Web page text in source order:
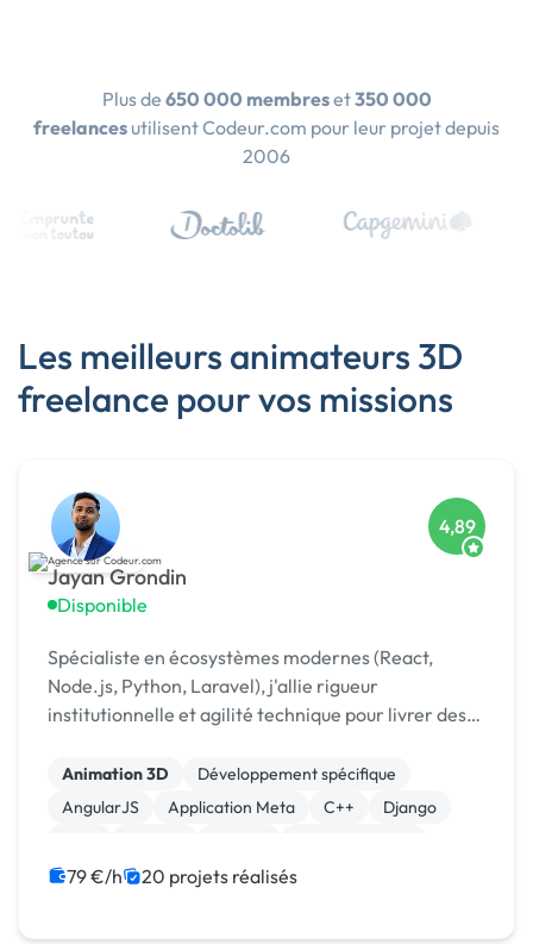
Plus de 650 000 membreset350 000
freelances utilisent Codeur.com pour leur projet depuis
2006
Les meilleurs animateurs 3D
freelance pour vos missions
Jayan Grondin
Disponible
4,89
Spécialiste en écosystèmes modernes (React,
Node.js, Python, Laravel), j'allie rigueur
institutionnelle et agilité technique pour livrer des
Animation 3D
Développement spécifique
AngularJS
Application Meta C++
Django
79 €/h 20 projets réalisés